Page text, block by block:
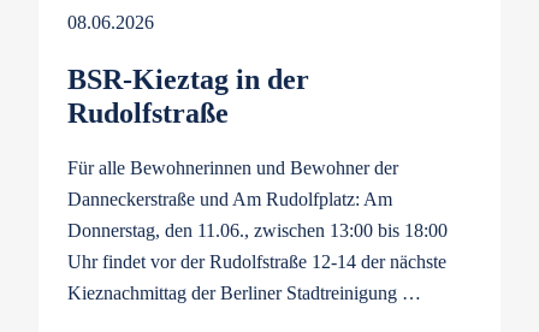
08.06.2026
BSR-Kieztag in der
Rudolfstraße
Für alle Bewohnerinnen und Bewohner der
Danneckerstraße und Am Rudolfplatz: Am
Donnerstag, den 11.06., zwischen 13:00 bis 18:00
Uhr findet vor der Rudolfstraße 12-14 der nächste
Kieznachmittag der Berliner Stadtreinigung …